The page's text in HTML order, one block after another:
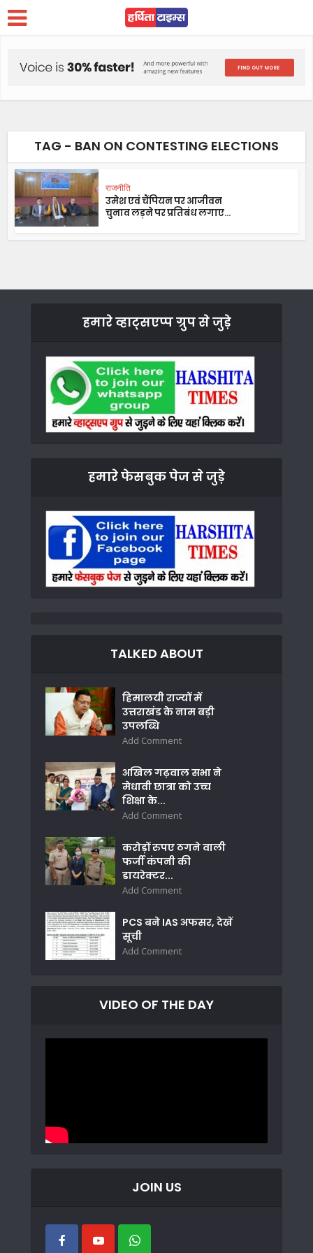
TAG - BAN ON CONTESTING ELECTIONS
राजनीति
उमेश एवं चैंपियन पर आजीवन
चुनाव लड़ने पर प्रतिबंध लगाए...
हमारे व्हाट्सएप्प ग्रुप से जुड़े
हमारे फेसबुक पेज से जुड़े
TALKED ABOUT
हिमालयी राज्यों में
उत्तराखंड के नाम बड़ी
उपलब्धि
Add Comment
अखिल गढ़वाल सभा ने
मेधावी छात्रा को उच्च
शिक्षा के...
Add Comment
करोड़ों रुपए ठगने वाली
फर्जी कंपनी की
डायरेक्टर...
Add Comment
PCS बने IAS अफसर, देखें
सूची
Add Comment
VIDEO OF THE DAY
JOIN US